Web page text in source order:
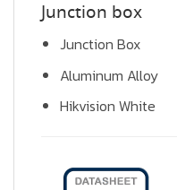
Junction box
Junction Box
Aluminum Alloy
Hikvision White